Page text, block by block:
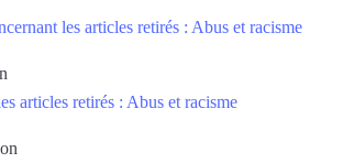
les articles retirés : Abus et racisme
articles retirés : Abus et racisme
on